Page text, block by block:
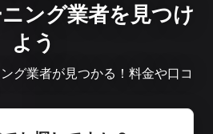
ング業者を見つけ
よう
グ業者が見つかる！料金や口コ